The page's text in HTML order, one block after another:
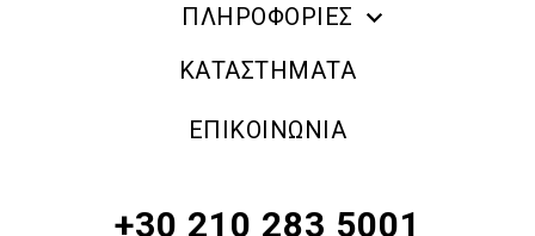
ΠΛΗΡΟΦΟΡΙΕΣ
ERRE DUE MAKE UP
ΠΟΛΙΤΙΚΗ ΕΠΙΣΤΡΟΦΗΣ ΠΡΟΪΟΝΤΩΝ
ΚΑΤΑΣΤΗΜΑΤΑ
ΕΠΙΚΟΙΝΩΝΙΑ
+30 210 283 5001